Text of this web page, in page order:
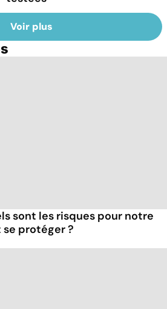
Voir plus
sont les risques pour notre
protéger ?